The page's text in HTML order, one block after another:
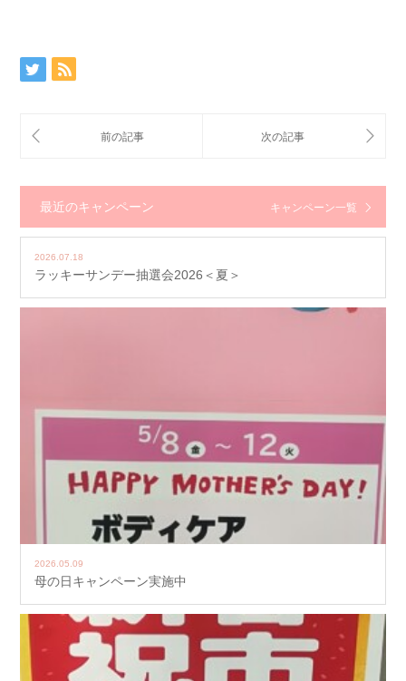
最近のキャンペーン キャンペーン一覧
2026.07.18
ラッキーサンデー抽選会2026＜夏＞
2026.05.09
母の日キャンペーン実施中